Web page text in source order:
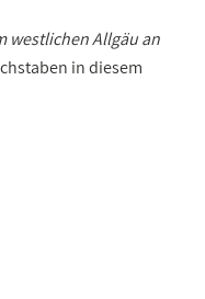
westlichen Allgäu an
in diesem